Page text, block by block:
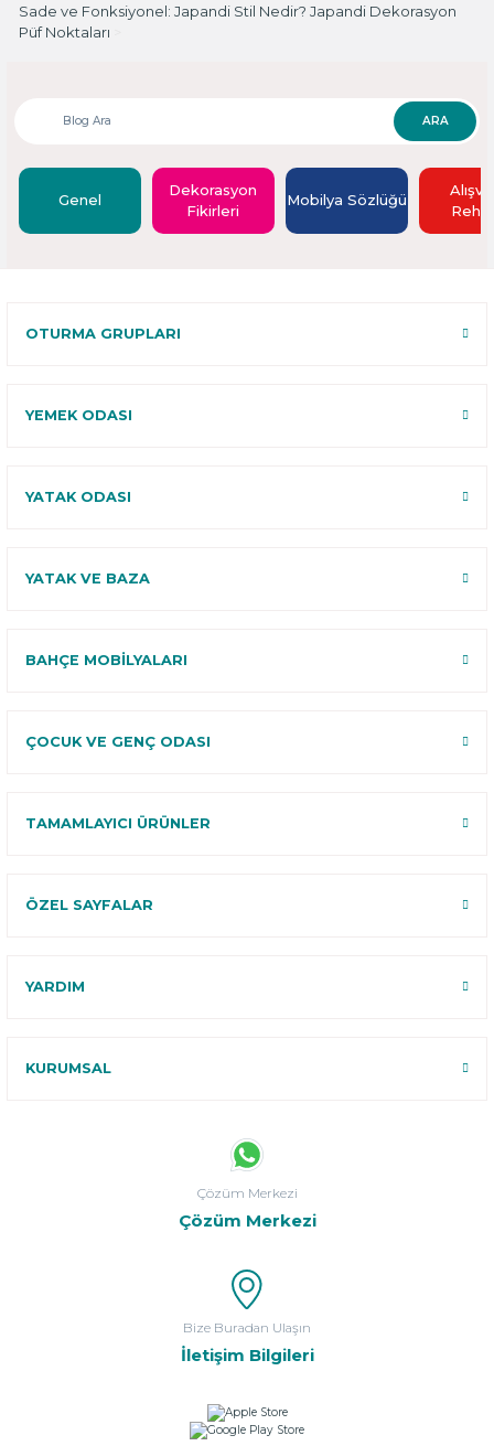
Sade ve Fonksiyonel: Japandi Stil Nedir? Japandi Dekorasyon
Püf Noktaları
ARA
Genel
Dekorasyon
Fikirleri
Mobilya Sözlüğü
OTURMA GRUPLARI
YEMEK ODASI
YATAK ODASI
YATAK VE BAZA
BAHÇE MOBİLYALARI
ÇOCUK VE GENÇ ODASI
TAMAMLAYICI ÜRÜNLER
ÖZEL SAYFALAR
YARDIM
KURUMSAL
Çözüm Merkezi
Çözüm Merkezi
Bize Buradan Ulaşın
İletişim Bilgileri